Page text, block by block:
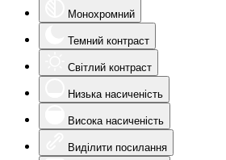
Монохромний
Темний контраст
Світлий контраст
Низька насиченість
Висока насиченість
Виділити посилання